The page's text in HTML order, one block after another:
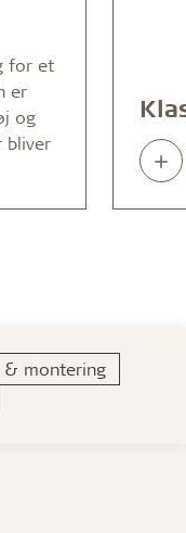
for et
er
og
bliver
& montering